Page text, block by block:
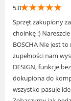
5.0 ☆
☆
☆
☆
☆
Sprzęt zakupiony
choinkę :)
BOSCHA Nie jest
zupełności nam
DESIGN, funkcje
dokupiona do
wszystko pasuje